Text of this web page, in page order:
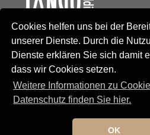
Cookies helfen uns bei der
unserer Dienste. Durch die
Dienste erklären Sie sich damit
dass wir Cookies setzen.
Weitere Informationen zu
Datenschutz finden Sie hier.
OK
Newsletteranmeldung
Newsletterabmeldung
Social Media
Neumarkterstrasse 71
81673 München